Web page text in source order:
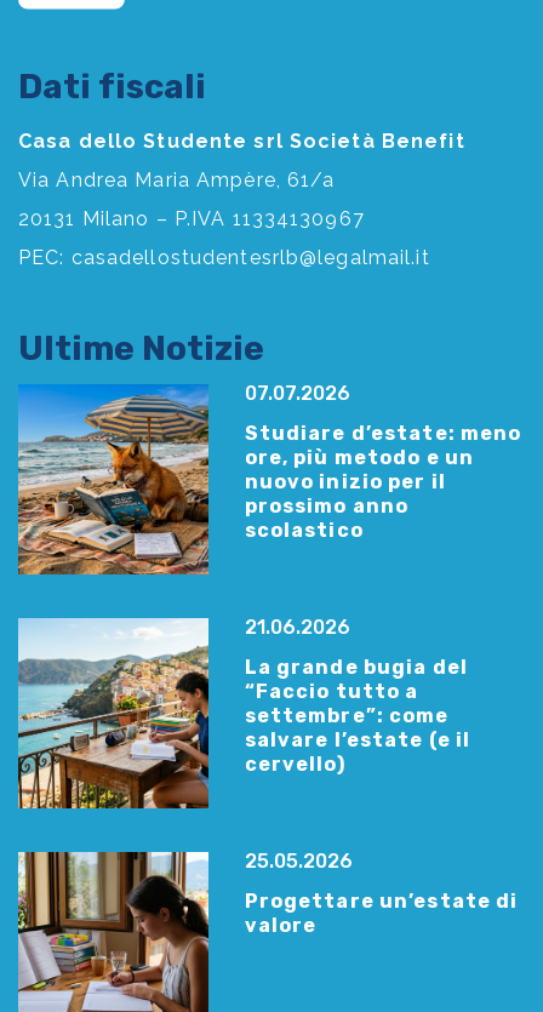
Dati fiscali
Casa dello Studente srl Società Benefit
Via Andrea Maria Ampère, 61/a
20131 Milano – P.IVA 11334130967
PEC: casadellostudentesrlb@legalmail.it
Ultime Notizie
07.07.2026
Studiare d’estate: meno
ore, più metodo e un
nuovo inizio per il
prossimo anno
scolastico
21.06.2026
La grande bugia del
“Faccio tutto a
settembre”: come
salvare l’estate (e il
cervello)
25.05.2026
Progettare un’estate di
valore